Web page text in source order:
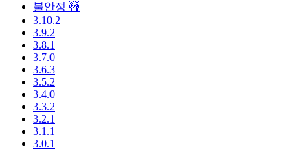
불안정 🚧
3.10.2
3.9.2
3.8.1
3.7.0
3.6.3
3.5.2
3.4.0
3.3.2
3.2.1
3.1.1
3.0.1